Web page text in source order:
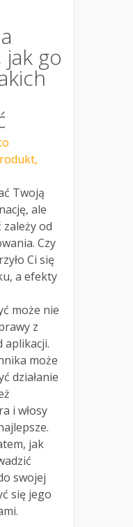
go
Twoją
ale
od
Czy
Ci się
a efekty
może nie
z
aplikacji.
może
działanie
i włosy
jak
swojej
się jego